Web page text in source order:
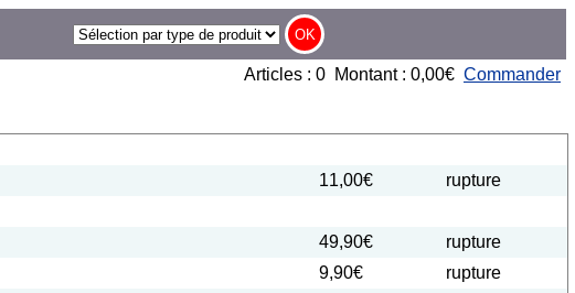
Articles : 0 Montant : 0,00€ Commander
11,00€
rupture
49,90€
rupture
9,90€
rupture